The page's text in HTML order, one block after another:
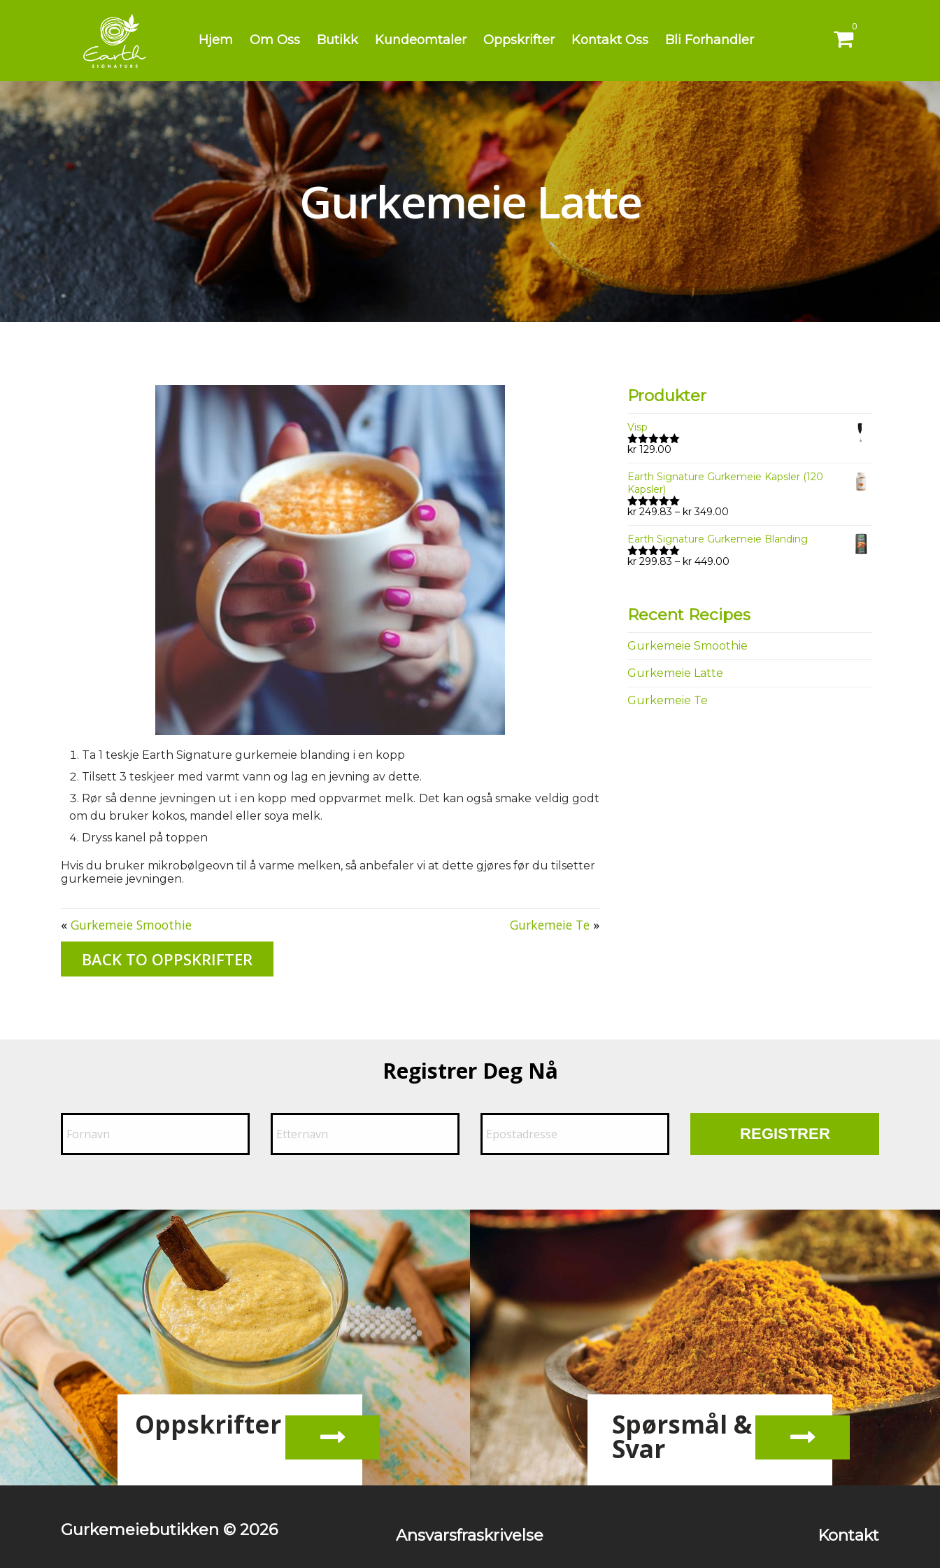
Hjem Om Oss Butikk Kundeomtaler Oppskrifter Kontakt Oss Bli Forhandler
0
Gurkemeie Latte
Ta 1 teskje Earth Signature gurkemeie blanding i en kopp
Tilsett 3 teskjeer med varmt vann og lag en jevning av dette.
Rør så denne jevningen ut i en kopp med oppvarmet melk. Det kan også smake veldig godt
om du bruker kokos, mandel eller soya melk.
Dryss kanel på toppen
Hvis du bruker mikrobølgeovn til å varme melken, så anbefaler vi at dette gjøres før du tilsetter
gurkemeie jevningen.
« Gurkemeie Smoothie Gurkemeie Te »
BACK TO OPPSKRIFTER
Produkter
Visp
Rated5.00
kr 129.00
Earth Signature Gurkemeie Kapsler (120
Kapsler)
Rated5.00
kr 249.83 – kr349.00
kr 249.83
kr 349.00
Earth Signature Gurkemeie Blanding
Rated5.00
kr 299.83 – kr 449.00
kr 449.00
Recent Recipes
Gurkemeie Smoothie
Gurkemeie Latte
Gurkemeie Te
Registrer Deg Nå
Oppskrifter Spørsmål &
Svar
Gurkemeiebutikken © 2026 Ansvarsfraskrivelse Kontakt